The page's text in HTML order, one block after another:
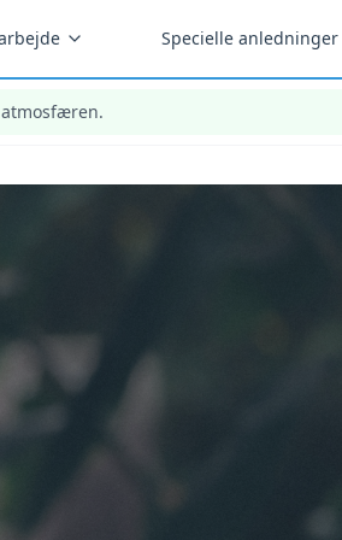
Specielle anledninger